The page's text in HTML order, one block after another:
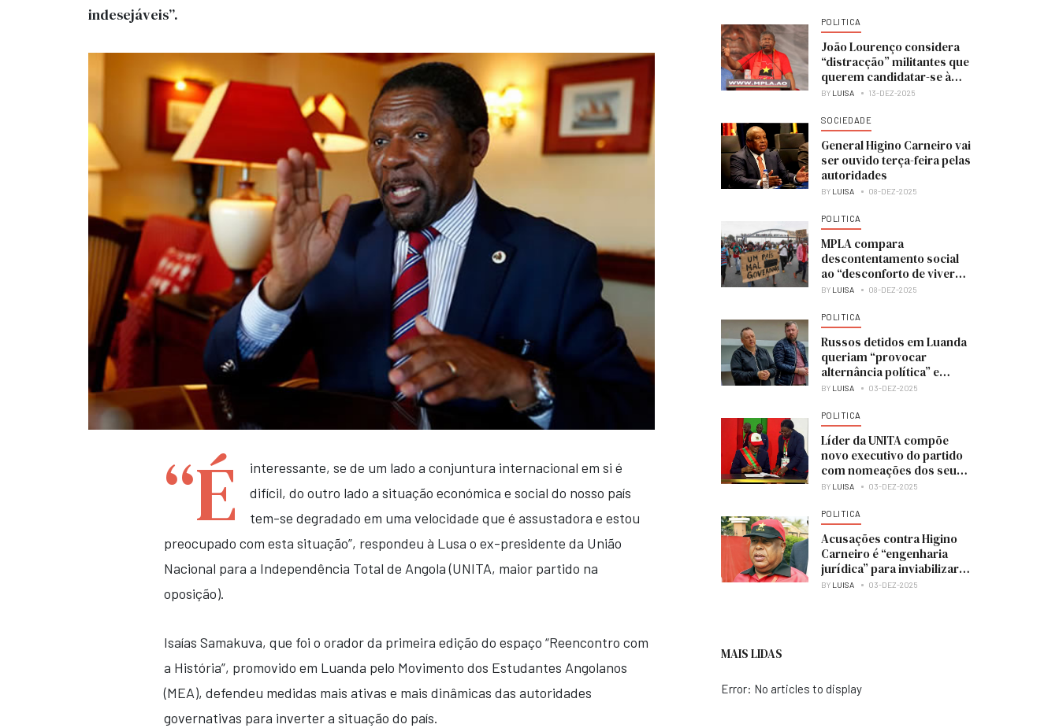
indesejáveis”.
“É
interessante, se de um lado a conjuntura internacional em si é
difícil, do outro lado a situação económica e social do nosso país
tem-se degradado em uma velocidade que é assustadora e estou
preocupado com esta situação”, respondeu à Lusa o ex-presidente da União
Nacional para a Independência Total de Angola (UNITA, maior partido na
oposição).
Isaías Samakuva, que foi o orador da primeira edição do espaço “Reencontro com
a História”, promovido em Luanda pelo Movimento dos Estudantes Angolanos
(MEA), defendeu medidas mais ativas e mais dinâmicas das autoridades
governativas para inverter a situação do país.
POLITICA
João Lourenço considera
“distracção” militantes que
querem candidatar-se à
liderança do MPLA
BY LUISA 13-DEZ-2025
SOCIEDADE
General Higino Carneiro vai
ser ouvido terça-feira pelas
autoridades
BY LUISA 08-DEZ-2025
POLITICA
MPLA compara
descontentamento social
ao “desconforto de viver
numa casa em obras”
BY LUISA 08-DEZ-2025
POLITICA
Russos detidos em Luanda
queriam “provocar
alternância política” e
colocar UNITA no poder
BY LUISA 03-DEZ-2025
POLITICA
Líder da UNITA compõe
novo executivo do partido
com nomeações dos seus
membros
BY LUISA 03-DEZ-2025
POLITICA
Acusações contra Higino
Carneiro é “engenharia
jurídica” para inviabilizar
candidatura à presidência
BY LUISA 03-DEZ-2025
MAIS LIDAS
Error: No articles to display